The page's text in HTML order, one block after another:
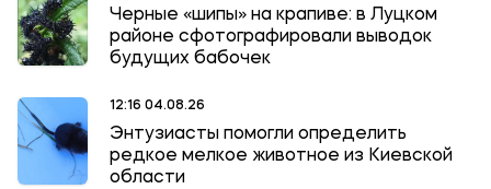
Черные «шипы» на крапиве: в Луцком
районе сфотографировали выводок
будущих бабочек
12:16 04.08.26
Энтузиасты помогли определить
редкое мелкое животное из Киевской
области